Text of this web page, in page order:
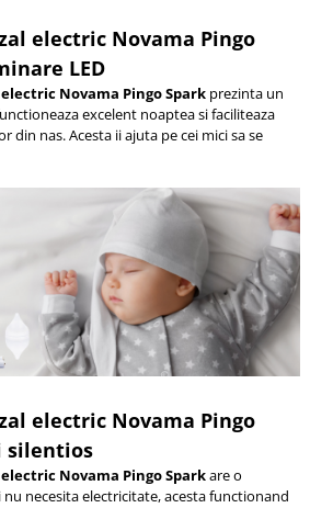
electric Novama Pingo
LED
Novama Pingo Spark prezinta un
excelent noaptea si faciliteaza
din nas. Acesta ii ajuta pe cei mici sa se
electric Novama Pingo
silentios
Novama Pingo Sparkare o
nu necesita electricitate, acesta functionand